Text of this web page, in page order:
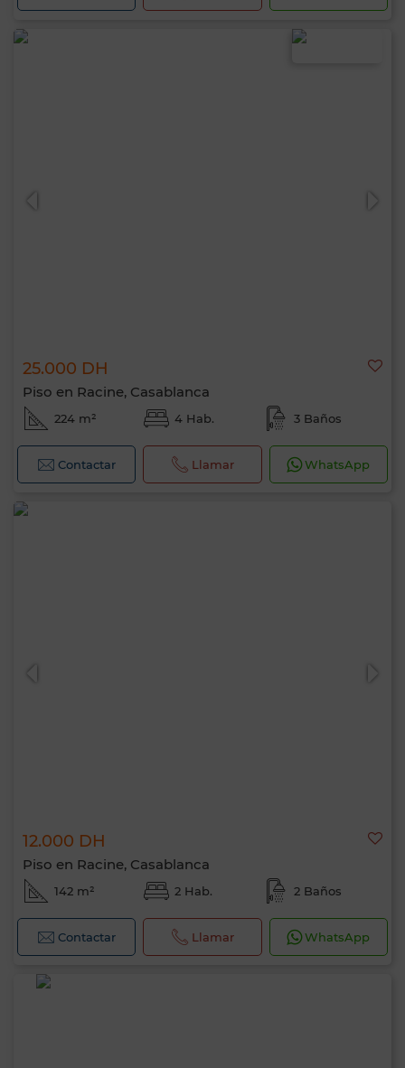
25.000 DH
Piso en Racine, Casablanca
224 m² 4 Hab. 3 Baños
Contactar Llamar WhatsApp
12.000 DH
Piso en Racine, Casablanca
142 m² 2 Hab. 2 Baños
Contactar Llamar WhatsApp